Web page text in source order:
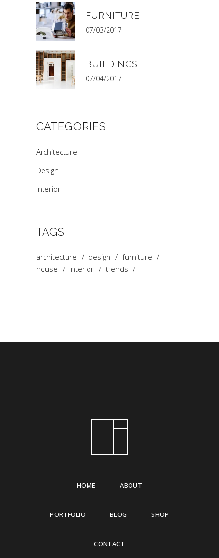
FURNITURE
07/03/2017
BUILDINGS
07/04/2017
CATEGORIES
Architecture
Design
Interior
TAGS
architecture design
furniture
house
interior trends
HOME ABOUT
PORTFOLIO BLOG SHOP
CONTACT